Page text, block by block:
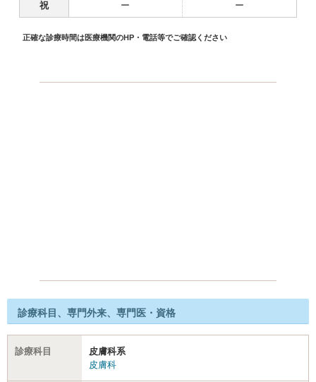
祝 ー ー
正確な診療時間は医療機関のHP・電話等でご確認ください
診療科目、専門外来、専門医・資格
診療科目
皮膚科系
皮膚科